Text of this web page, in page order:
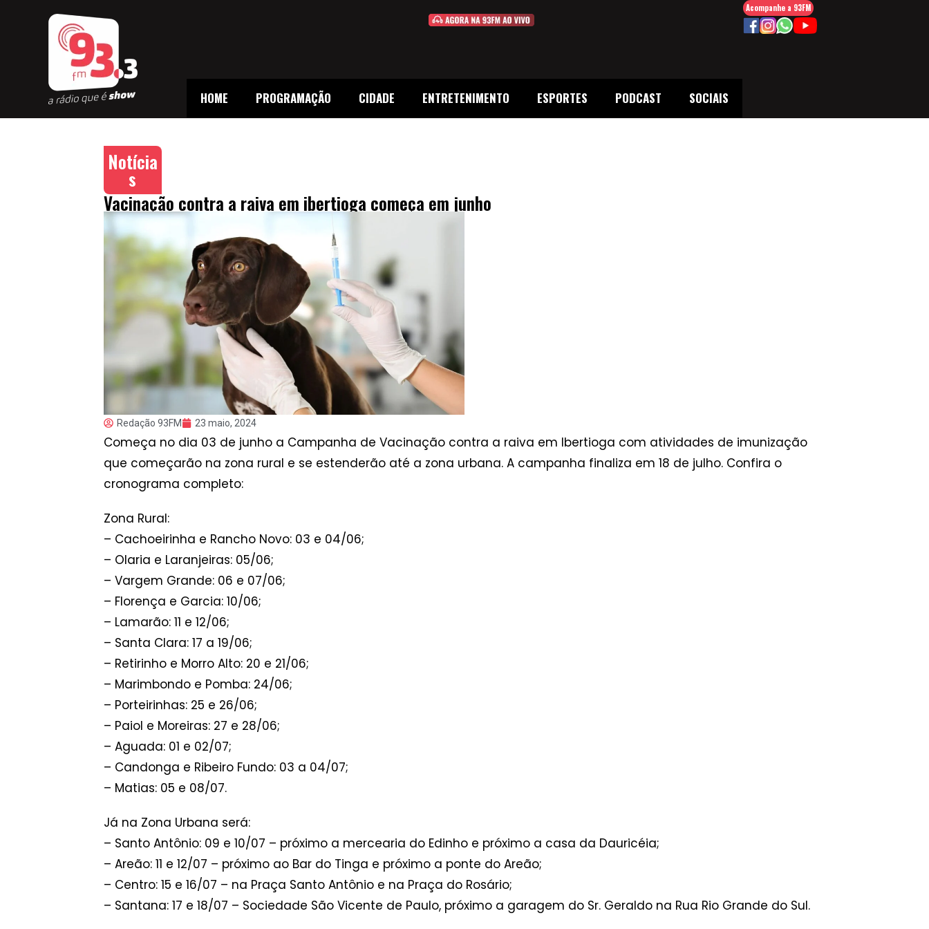
HOME PROGRAMAÇÃO CIDADE ENTRETENIMENTO ESPORTES PODCAST SOCIAIS
Acompanhe a 93FM
Notícia
s
Vacinação contra a raiva em ibertioga começa em junho
Redação 93FM 23 maio, 2024
Começa no dia 03 de junho a Campanha de Vacinação contra a raiva em Ibertioga com atividades de imunização
que começarão na zona rural e se estenderão até a zona urbana. A campanha finaliza em 18 de julho. Confira o
cronograma completo:
Zona Rural:
– Cachoeirinha e Rancho Novo: 03 e 04/06;
– Olaria e Laranjeiras: 05/06;
– Vargem Grande: 06 e 07/06;
– Florença e Garcia: 10/06;
– Lamarão: 11 e 12/06;
– Santa Clara: 17 a 19/06;
– Retirinho e Morro Alto: 20 e 21/06;
– Marimbondo e Pomba: 24/06;
– Porteirinhas: 25 e 26/06;
– Paiol e Moreiras: 27 e 28/06;
– Aguada: 01 e 02/07;
– Candonga e Ribeiro Fundo: 03 a 04/07;
– Matias: 05 e 08/07.
Já na Zona Urbana será:
– Santo Antônio: 09 e 10/07 – próximo a mercearia do Edinho e próximo a casa da Dauricéia;
– Areão: 11 e 12/07 – próximo ao Bar do Tinga e próximo a ponte do Areão;
– Centro: 15 e 16/07 – na Praça Santo Antônio e na Praça do Rosário;
– Santana: 17 e 18/07 – Sociedade São Vicente de Paulo, próximo a garagem do Sr. Geraldo na Rua Rio Grande do Sul.